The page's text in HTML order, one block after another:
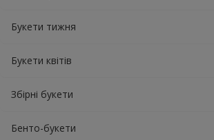
Букети тижня
Букети квітів
Збірні букети
Бенто-букети